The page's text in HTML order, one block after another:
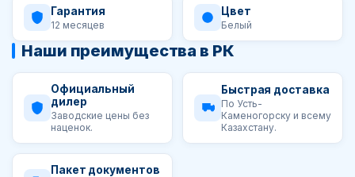
Гарантия
12 месяцев
Цвет
Белый
Наши преимущества в РК
Официальный
дилер
Заводские цены без
наценок.
Быстрая доставка
По Усть-
Каменогорску и всему
Казахстану.
Пакет документов